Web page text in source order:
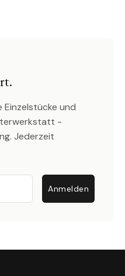
Einzelstücke und
-
Jederzeit
Anmelden